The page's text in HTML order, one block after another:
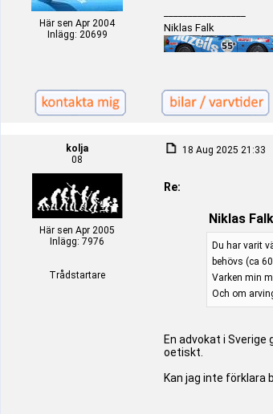
Här sen Apr 2004
Inlägg: 20699
Niklas Falk
kolja
08
Här sen Apr 2005
Inlägg: 7976
Trådstartare
18 Aug 2025 21:33
Re:
Niklas
Du har varit
behövs (ca
Varken min
Och om
En advokat i
oetiskt.
Kan jag inte